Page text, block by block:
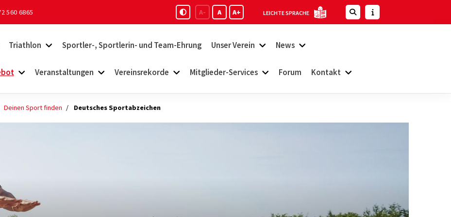
560 6865 A- A A+ LEICHTE SPRACHE
Triathlon Sportler-, Sportlerin- und Team-Ehrung Unser Verein News
Veranstaltungen Vereinsrekorde Mitglieder-Services Forum Kontakt
Deinen Sport finden Deutsches Sportabzeichen